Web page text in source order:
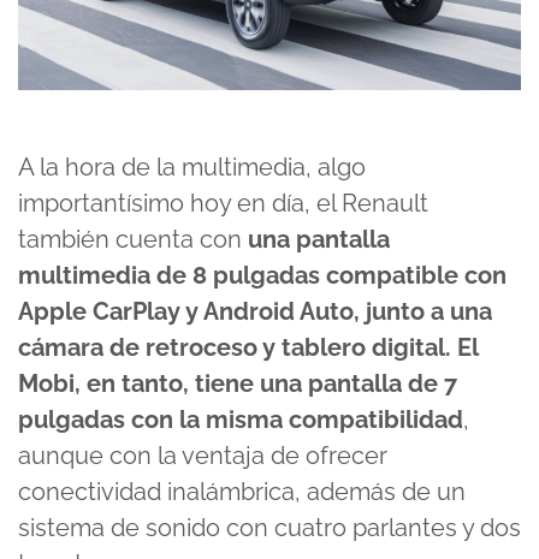
A la hora de la multimedia, algo
importantísimo hoy en día, el Renault
también cuenta con una pantalla
multimedia de 8 pulgadas compatible con
Apple CarPlay y Android Auto, junto a una
cámara de retroceso y tablero digital. El
Mobi, en tanto, tiene una pantalla de 7
pulgadas con la misma compatibilidad,
aunque con la ventaja de ofrecer
conectividad inalámbrica, además de un
sistema de sonido con cuatro parlantes y dos